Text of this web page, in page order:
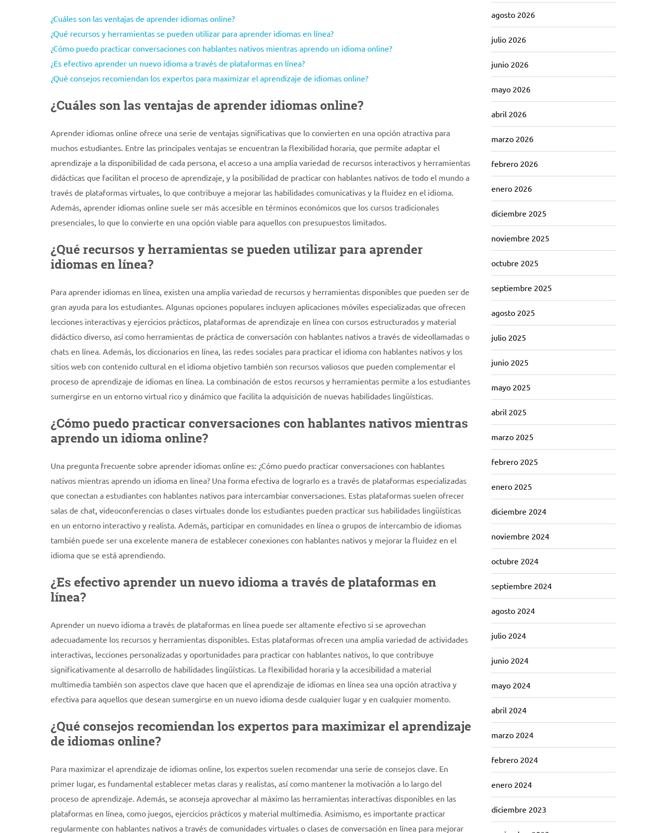
¿Cuáles son las ventajas de aprender idiomas online?
¿Qué recursos y herramientas se pueden utilizar para aprender idiomas en línea?
¿Cómo puedo practicar conversaciones con hablantes nativos mientras aprendo un idioma online?
¿Es efectivo aprender un nuevo idioma a través de plataformas en línea?
¿Qué consejos recomiendan los expertos para maximizar el aprendizaje de idiomas online?
¿Cuáles son las ventajas de aprender idiomas online?
Aprender idiomas online ofrece una serie de ventajas significativas que lo convierten en una opción atractiva para
muchos estudiantes. Entre las principales ventajas se encuentran la flexibilidad horaria, que permite adaptar el
aprendizaje a la disponibilidad de cada persona, el acceso a una amplia variedad de recursos interactivos y herramientas
didácticas que facilitan el proceso de aprendizaje, y la posibilidad de practicar con hablantes nativos de todo el mundo a
través de plataformas virtuales, lo que contribuye a mejorar las habilidades comunicativas y la fluidez en el idioma.
Además, aprender idiomas online suele ser más accesible en términos económicos que los cursos tradicionales
presenciales, lo que lo convierte en una opción viable para aquellos con presupuestos limitados.
¿Qué recursos y herramientas se pueden utilizar para aprender
idiomas en línea?
Para aprender idiomas en línea, existen una amplia variedad de recursos y herramientas disponibles que pueden ser de
gran ayuda para los estudiantes. Algunas opciones populares incluyen aplicaciones móviles especializadas que ofrecen
lecciones interactivas y ejercicios prácticos, plataformas de aprendizaje en línea con cursos estructurados y material
didáctico diverso, así como herramientas de práctica de conversación con hablantes nativos a través de videollamadas o
chats en línea. Además, los diccionarios en línea, las redes sociales para practicar el idioma con hablantes nativos y los
sitios web con contenido cultural en el idioma objetivo también son recursos valiosos que pueden complementar el
proceso de aprendizaje de idiomas en línea. La combinación de estos recursos y herramientas permite a los estudiantes
sumergirse en un entorno virtual rico y dinámico que facilita la adquisición de nuevas habilidades lingüísticas.
¿Cómo puedo practicar conversaciones con hablantes nativos mientras
aprendo un idioma online?
Una pregunta frecuente sobre aprender idiomas online es: ¿Cómo puedo practicar conversaciones con hablantes
nativos mientras aprendo un idioma en línea? Una forma efectiva de lograrlo es a través de plataformas especializadas
que conectan a estudiantes con hablantes nativos para intercambiar conversaciones. Estas plataformas suelen ofrecer
salas de chat, videoconferencias o clases virtuales donde los estudiantes pueden practicar sus habilidades lingüísticas
en un entorno interactivo y realista. Además, participar en comunidades en línea o grupos de intercambio de idiomas
también puede ser una excelente manera de establecer conexiones con hablantes nativos y mejorar la fluidez en el
idioma que se está aprendiendo.
¿Es efectivo aprender un nuevo idioma a través de plataformas en
línea?
Aprender un nuevo idioma a través de plataformas en línea puede ser altamente efectivo si se aprovechan
adecuadamente los recursos y herramientas disponibles. Estas plataformas ofrecen una amplia variedad de actividades
interactivas, lecciones personalizadas y oportunidades para practicar con hablantes nativos, lo que contribuye
significativamente al desarrollo de habilidades lingüísticas. La flexibilidad horaria y la accesibilidad a material
multimedia también son aspectos clave que hacen que el aprendizaje de idiomas en línea sea una opción atractiva y
efectiva para aquellos que desean sumergirse en un nuevo idioma desde cualquier lugar y en cualquier momento.
¿Qué consejos recomiendan los expertos para maximizar el aprendizaje
de idiomas online?
Para maximizar el aprendizaje de idiomas online, los expertos suelen recomendar una serie de consejos clave. En
primer lugar, es fundamental establecer metas claras y realistas, así como mantener la motivación a lo largo del
proceso de aprendizaje. Además, se aconseja aprovechar al máximo las herramientas interactivas disponibles en las
plataformas en línea, como juegos, ejercicios prácticos y material multimedia. Asimismo, es importante practicar
regularmente con hablantes nativos a través de comunidades virtuales o clases de conversación en línea para mejorar
agosto 2026
julio 2026
junio 2026
mayo 2026
abril 2026
marzo 2026
febrero 2026
enero 2026
diciembre 2025
noviembre 2025
octubre 2025
septiembre 2025
agosto 2025
julio 2025
junio 2025
mayo 2025
abril 2025
marzo 2025
febrero 2025
enero 2025
diciembre 2024
noviembre 2024
octubre 2024
septiembre 2024
agosto 2024
julio 2024
junio 2024
mayo 2024
abril 2024
marzo 2024
febrero 2024
enero 2024
diciembre 2023